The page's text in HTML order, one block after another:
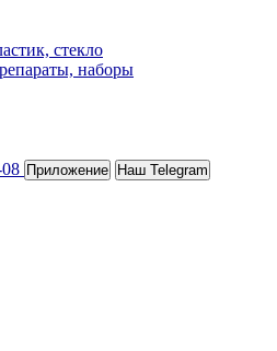
стекло
наборы
Приложение Наш Telegram